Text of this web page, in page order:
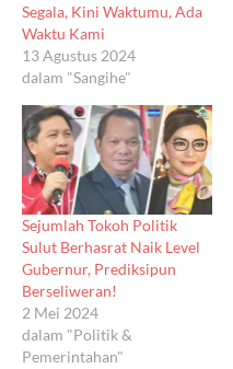
Segala, Kini Waktumu, Ada
Waktu Kami
13 Agustus 2024
dalam "Sangihe"
Sejumlah Tokoh Politik
Sulut Berhasrat Naik Level
Gubernur, Prediksipun
Berseliweran!
2 Mei 2024
dalam "Politik &
Pemerintahan"